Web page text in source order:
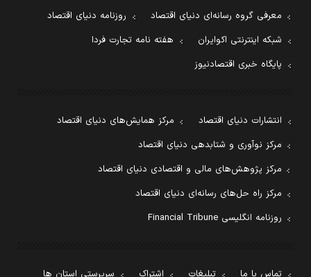
معرفی گروه رسانه‌ای دنیای اقتصاد
روزنامه دنیای اقتصاد
شبکه اینترنتی اکوایران
هفته نامه تجارت فردا
پایگاه خبری اقتصادنیوز
انتشارات دنیای اقتصاد
مرکز همایش‌های دنیای اقتصاد
مرکز نوآوری و شتابدهی دنیای اقتصاد
مرکز پژوهش‌های مالی و اقتصادی دنیای اقتصاد
مرکز راه حل‌های رسانه‌ای دنیای اقتصاد
روزنامه انگلیسی Financial Tribune